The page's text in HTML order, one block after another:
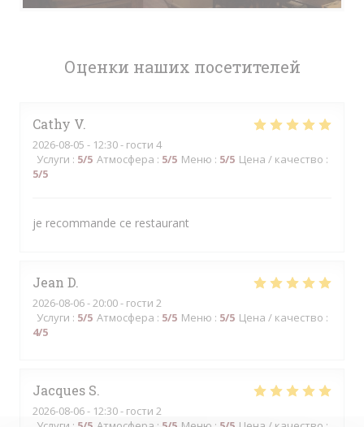
Оценки наших посетителей
Cathy V
2026-08-05 - 12:30 - гости 4
Услуги : 5/5 Атмосфера : 5/5 Меню : 5/5 Цена / качество :
5/5
je recommande ce restaurant
Jean D
2026-08-06- 20:00 - гости 2
Услуги : 5/5 Атмосфера : 5/5 Меню : 5/5 Цена / качество :
4/5
Jacques S
2026-08-06- 12:30 - гости 2